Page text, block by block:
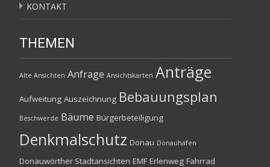
KONTAKT
THEMEN
Alte Ansichten Anfrage Ansichtskarten Anträge
Aufweitung Auszeichnung Bebauungsplan
Beschwerde Bäume Bürgerbeteiligung
Denkmalschutz Donau Donauhafen
Donauwörther Stadtansichten EMF Erlenweg Fahrrad